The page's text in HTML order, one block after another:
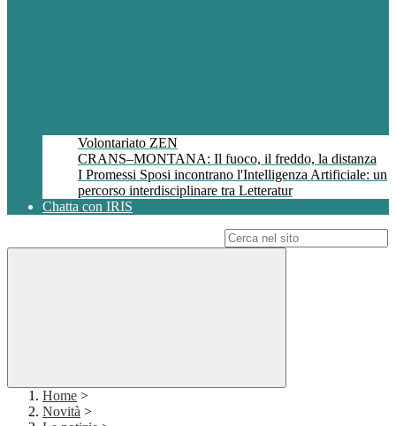
Volontariato ZEN
CRANS–MONTANA: Il fuoco, il freddo, la distanza
I Promessi Sposi incontrano l'Intelligenza Artificiale: un
percorso interdisciplinare tra Letteratur
Chatta con IRIS
Home >
Novità >